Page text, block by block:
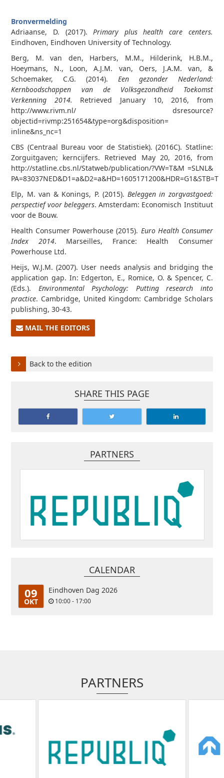
Bronvermelding
Adriaanse, D. (2017). Primary plus health care centers.
Eindhoven, Eindhoven University of Technology.
Berg, M. van den, Harbers, M.M., Hilderink, H.B.M.,
Hoeymans, N., Loon, A.J.M. van, Oers, J.A.M. van, &
Schoemaker, C.G. (2014). Een gezonder Nederland:
Kernboodschappen van de Volksgezondheid Toekomst
Verkenning 2014.
Retrieved January 10, 2016, from
http://www.rivm.nl/ dsresource?
objectid=rivmp:251654&type=org&disposition=
inline&ns_nc=1
CBS (Centraal Bureau voor de Statistiek). (2016C). Statline:
Zorguitgaven; kerncijfers. Retrieved May 20, 2016, from
http://statline.cbs.nl/Statweb/publication/?VW=T&M =SLNL&
PA=83037NED&D1=a&D2=a&HD=1605171200&HDR=G1&STB=T
Elp, M. van & Konings, P. (2015). Beleggen in zorgvastgoed:
perspectief voor beleggers. Amsterdam: Economisch Instituut
voor de Bouw.
Health Consumer Powerhouse (2015). Euro Health Consumer
Index 2014. Marseilles, France: Health Consumer
Powerhouse Ltd.
Heijs, W.J.M. (2007). User needs analysis and bridging the
application gap. In: Edgerton, E., Romice, O. & Spencer, C.
(Eds.). Environmental Psychology: Putting research into
practice. Cambridge, United Kingdom: Cambridge Scholars
publishing, 30-43.
MAIL THE EDITORS
Back to the edition
SHARE THIS PAGE
PARTNERS
CALENDAR
09
OKT
Eindhoven Dag 2026
10:00 - 17:00
PARTNERS